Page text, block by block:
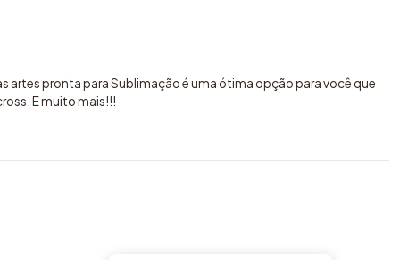
artes pronta para Sublimação é uma ótima opção para você que
E muito mais!!!